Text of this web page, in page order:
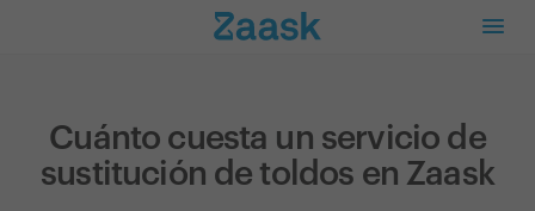
Cuánto cuesta un servicio de
sustitución de toldos en Zaask